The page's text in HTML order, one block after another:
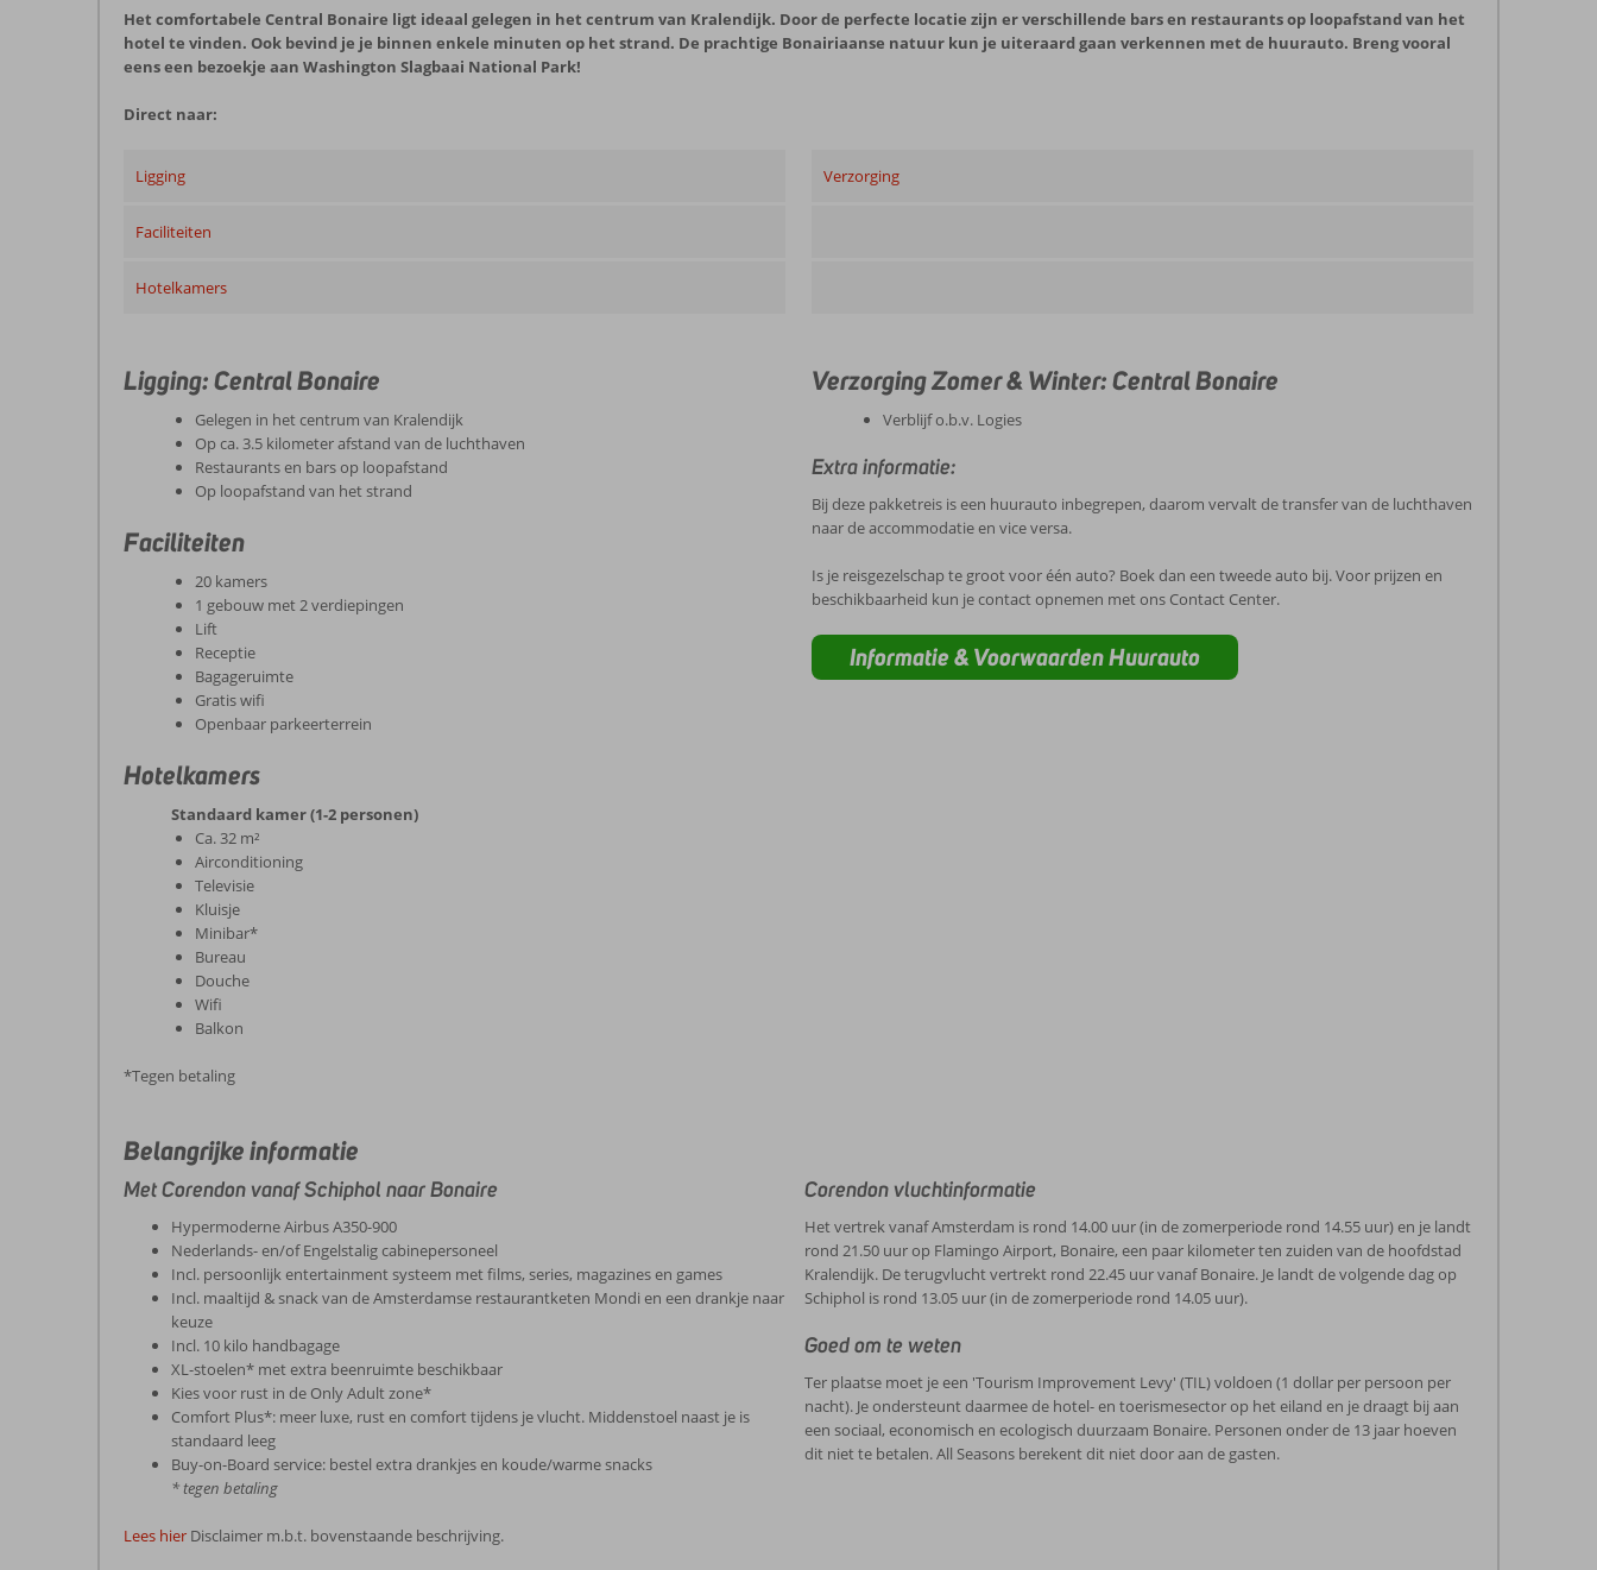
Het comfortabele Central Bonaire ligt ideaal gelegen in het centrum van Kralendijk. Door de perfecte locatie zijn er verschillende bars en restaurants op loopafstand van het
hotel te vinden. Ook bevind je je binnen enkele minuten op het strand. De prachtige Bonairiaanse natuur kun je uiteraard gaan verkennen met de huurauto. Breng vooral
eens een bezoekje aan Washington Slagbaai National Park!
Direct naar:
Ligging
Faciliteiten
Hotelkamers
Verzorging
Ligging: Central Bonaire
Gelegen in het centrum van Kralendijk
Op ca. 3.5 kilometer afstand van de luchthaven
Restaurants en bars op loopafstand
Op loopafstand van het strand
Faciliteiten
20 kamers
1 gebouw met 2 verdiepingen
Lift
Receptie
Bagageruimte
Gratis wifi
Openbaar parkeerterrein
Hotelkamers
Standaard kamer (1-2 personen)
Ca. 32 m²
Airconditioning
Televisie
Kluisje
Minibar*
Bureau
Douche
Wifi
Balkon
*Tegen betaling
Verzorging Zomer & Winter: Central Bonaire
Verblijf o.b.v. Logies
Extra informatie:
Bij deze pakketreis is een huurauto inbegrepen, daarom vervalt de transfer van de luchthaven
naar de accommodatie en vice versa.
Is je reisgezelschap te groot voor één auto? Boek dan een tweede auto bij. Voor prijzen en
beschikbaarheid kun je contact opnemen met ons Contact Center.
Informatie & Voorwaarden Huurauto
Belangrijke informatie
Met Corendon vanaf Schiphol naar Bonaire
Hypermoderne Airbus A350-900
Nederlands- en/of Engelstalig cabinepersoneel
Incl. persoonlijk entertainment systeem met films, series, magazines en games
Incl. maaltijd & snack van de Amsterdamse restaurantketen Mondi en een drankje naar
keuze
Incl. 10 kilo handbagage
XL-stoelen* met extra beenruimte beschikbaar
Kies voor rust in de Only Adult zone*
Comfort Plus*: meer luxe, rust en comfort tijdens je vlucht. Middenstoel naast je is
standaard leeg
Buy-on-Board service: bestel extra drankjes en koude/warme snacks
* tegen betaling
Corendon vluchtinformatie
Het vertrek vanaf Amsterdam is rond 14.00 uur (in de zomerperiode rond 14.55 uur) en je landt
rond 21.50 uur op Flamingo Airport, Bonaire, een paar kilometer ten zuiden van de hoofdstad
Kralendijk. De terugvlucht vertrekt rond 22.45 uur vanaf Bonaire. Je landt de volgende dag op
Schiphol is rond 13.05 uur (in de zomerperiode rond 14.05 uur).
Goed om te weten
Ter plaatse moet je een 'Tourism Improvement Levy' (TIL) voldoen (1 dollar per persoon per
nacht). Je ondersteunt daarmee de hotel- en toerismesector op het eiland en je draagt bij aan
een sociaal, economisch en ecologisch duurzaam Bonaire. Personen onder de 13 jaar hoeven
dit niet te betalen. All Seasons berekent dit niet door aan de gasten.
Lees hier Disclaimer m.b.t. bovenstaande beschrijving.